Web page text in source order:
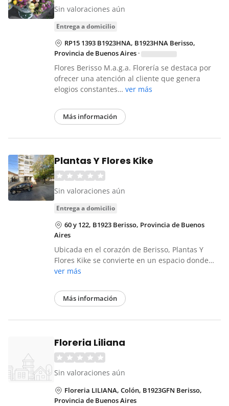
Sin valoraciones aún
entrega a domicilio
RP15 1393 B1923HNA, B1923HNA Berisso,
Provincia de Buenos Aires ·
Flores Berisso M.a.g.a. Florería se destaca por
ofrecer una atención al cliente que genera
elogios constantes… ver más
Más información
Plantas Y Flores Kike
Sin valoraciones aún
entrega a domicilio
60 y 122, B1923 Berisso, Provincia de Buenos
Aires
Ubicada en el corazón de Berisso, Plantas Y
Flores Kike se convierte en un espacio donde…
ver más
Más información
Floreria Liliana
Sin valoraciones aún
Floreria LILIANA, Colón, B1923GFN Berisso,
Provincia de Buenos Aires